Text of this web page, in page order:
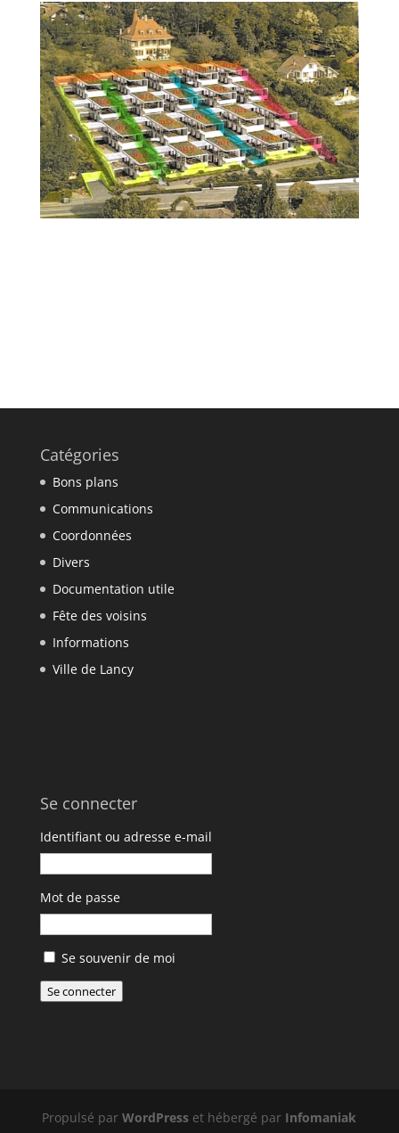
Catégories
Bons plans
Communications
Coordonnées
Divers
Documentation utile
Fête des voisins
Informations
Ville de Lancy
Se connecter
Identifiant ou adresse e-mail
Mot de passe
A
l
t
i
Se souvenir de moi
Se connecter
Propulsé parWordPress et hébergé par Infomaniak